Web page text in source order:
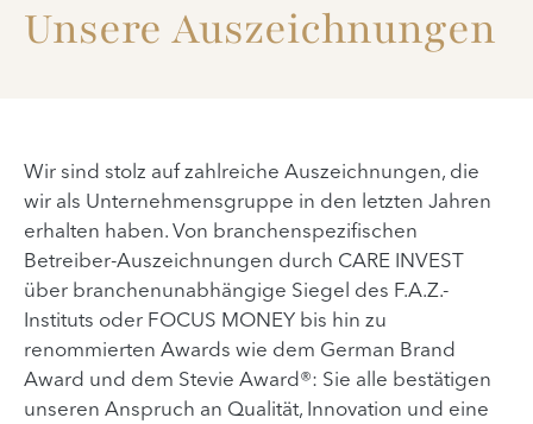
Unsere Auszeichnungen
Wir sind stolz auf zahlreiche Auszeichnungen, die
wir als Unternehmensgruppe in den letzten Jahren
erhalten haben. Von branchenspezifischen
Betreiber-Auszeichnungen durch CARE INVEST
über branchenunabhängige Siegel des F.A.Z.-
Instituts oder FOCUS MONEY bis hin zu
renommierten Awards wie dem German Brand
Award und dem Stevie Award®: Sie alle bestätigen
unseren Anspruch an Qualität, Innovation und eine